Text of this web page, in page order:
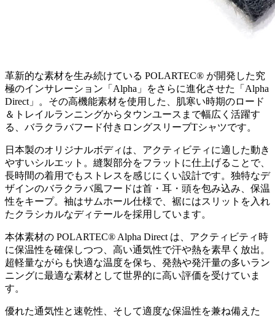
革新的な素材を生み続けている POLARTEC® が開発した究
極のインサレーション「Alpha」をさらに進化させた「Alpha
Direct」。その高機能素材を使用した、肌寒い時期のロード
＆トレイルランニングからタウンユースまで幅広く活躍す
る、バラクラバフード付きロングスリーブTシャツです。
日本製のオリジナルボディは、アクティビティに適した動き
やすいシルエット。縫製部分をフラットに仕上げることで、
長時間の着用でもストレスを感じにくい設計です。独特なデ
ザインのバラクラバ風フードは首・耳・頭を包み込み、保温
性をキープ。袖はサムホール仕様で、裾にはスリットを入れ
たクラシカルなディテールを採用しています。
本体素材の POLARTEC® Alpha Direct は、アクティビティ時
に保温性を確保しつつ、高い通気性で汗や熱を素早く放出。
超軽量ながらも快適な温度を保ち、発熱や発汗量の多いラン
ニングに最適な素材として世界的に高い評価を受けていま
す。
優れた通気性と速乾性、そして適度な保温性を兼ね備えた